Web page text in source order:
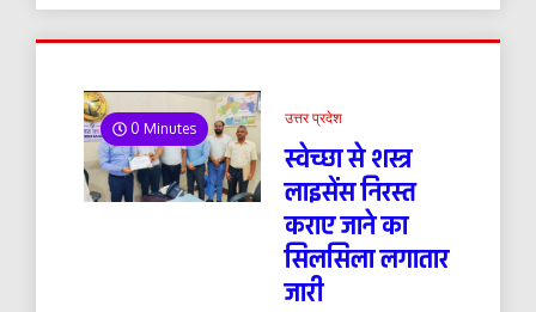
0 Minutes
उत्तर प्रदेश
स्वेच्छा से शस्त्र
लाइसेंस निरस्त
कराए जाने का
सिलसिला लगातार
जारी